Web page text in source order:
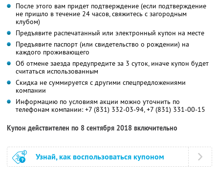
После этого вам придет подтверждение (если подтверждение
не пришло в течение 24 часов, свяжитесь с загородным
клубом)
Предъявите распечатанный или электронный купон на месте
Предъявите паспорт (или свидетельство о рождении) на
каждого проживающего
Об отмене заезда предупредите за 3 суток, иначе купон будет
считаться использованным
Скидка не суммируется с другими спецпредложениями
компании
Информацию по условиям акции можно уточнить по
телефонам компании: +7 (831) 332-03-94,+7 (831) 331-00-15
Купон действителен по 8 сентября 2018 включительно
Узнай, как воспользоваться купоном